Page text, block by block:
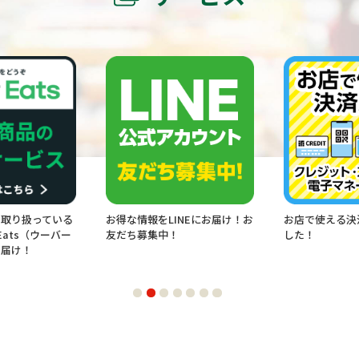
いる
ー
お得な情報をLINEにお届け！お
友だち募集中！
お店で使える決済方法が